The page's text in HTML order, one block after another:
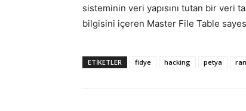
sisteminin veri yapısını tutan bir veri
bilgisini içeren Master File Table
ETIKETLER fidye hacking petya